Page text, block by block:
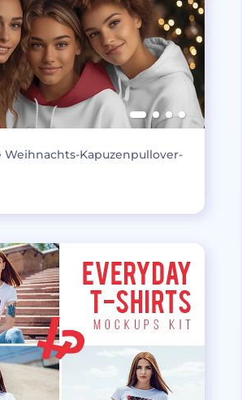
Weihnachts-Kapuzenpullover-